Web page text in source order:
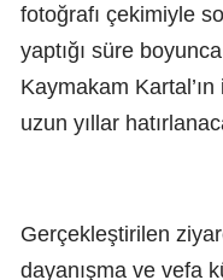
fotoğrafı çekimiyle
yaptığı süre
Kaymakam Kartal’ın
uzun yıllar
Gerçekleştirilen
dayanışma ve vefa